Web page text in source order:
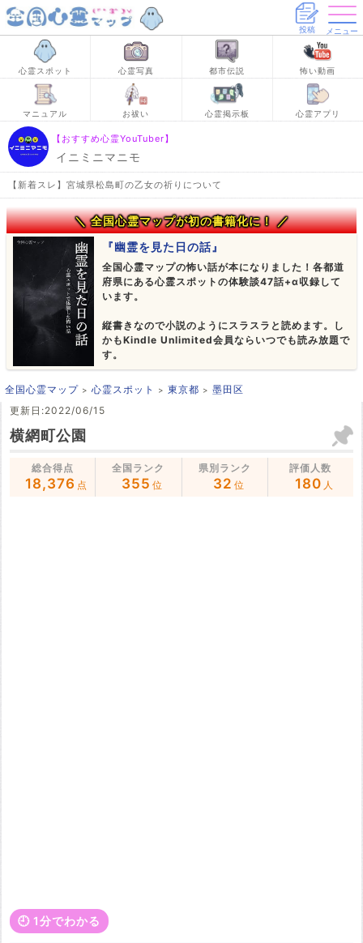
投稿 メニュー
心霊スポット 心霊写真 都市伝説 怖い動画
マニュアル お祓い 心霊掲示板 心霊アプリ
【おすすめ心霊YouTuber】
イニミニマニモ
【新着スレ】宮城県松島町の乙女の祈りについて
＼ 全国心霊マップが初の書籍化に！ ／
『幽霊を見た日の話』
全国心霊マップの怖い話が本になりました！各都道
府県にある心霊スポットの体験談47話+α収録して
います。
縦書きなので小説のようにスラスラと読めます。し
かもKindle Unlimited会員ならいつでも読み放題で
す。
全国心霊マップ 心霊スポット 東京都
墨田区
更新日:2022/06/15
横網町公園
総合得点
18,376 点
全国ランク
355 位
県別ランク
32 位
評価人数
180 人
🕘️ 1分でわかる